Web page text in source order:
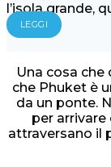
l’isola grande,
LEGGI
Una cosa
che Phuket è
da un ponte.
per arrivare
attraversano il